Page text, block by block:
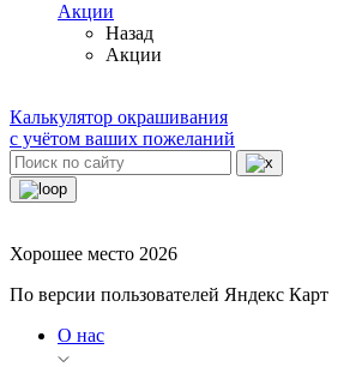
Акции
Назад
Акции
Калькулятор окрашивания
с учётом ваших пожеланий
Хорошее место 2026
По версии пользователей Яндекс Карт
О нас